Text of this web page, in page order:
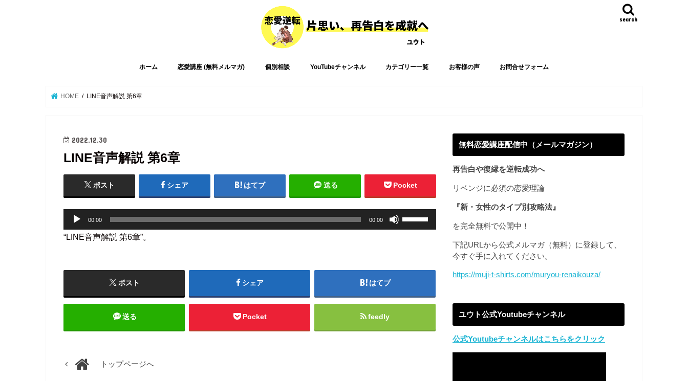
search
ホーム 恋愛講座 (無料メルマガ) 個別相談 YouTubeチャンネル カテゴリー一覧 お客様の声 お問合せフォーム
HOME LINE音声解説 第6章
2022.12.30
LINE音声解説 第6章
ポスト シェア はてブ 送る Pocket
プ
00:00 00:00
に
“LINE音声解説 第6章”。
ポスト シェア はてブ
送る Pocket feedly
トップページへ
無料恋愛講座配信中（メールマガジン）
再告白や復縁を逆転成功へ
リベンジに必須の恋愛理論
『新・女性のタイプ別攻略法』
を完全無料で公開中！
下記URLから公式メルマガ（無料）に登録して、
今すぐ手に入れてください。
https://muji-t-shirts.com/muryou-renaikouza/
ユウト公式Youtubeチャンネル
公式Youtubeチャンネルはこちらをクリック